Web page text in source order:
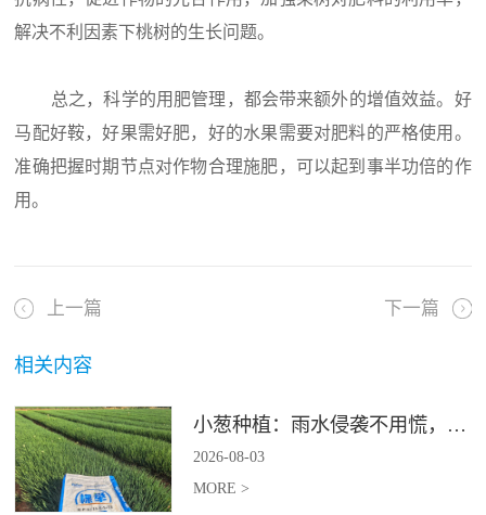
解决不利因素下桃树的生长问题。
总之，科学的用肥管理，都会带来额外的增值效益。好
马配好鞍，好果需好肥，好的水果需要对肥料的严格使用。
准确把握时期节点对作物合理施肥，可以起到事半功倍的作
用。
上一篇 下一篇
相关内容
小葱种植：雨水侵袭不用慌，四招稳住小葱产量
2026-08-03
MORE >